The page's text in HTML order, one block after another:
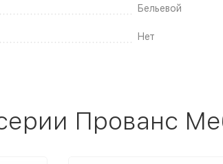
Бельевой
Нет
Прованс